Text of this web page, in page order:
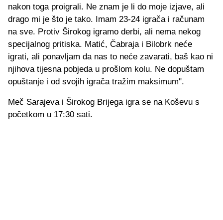
nakon toga proigrali. Ne znam je li do moje izjave, ali
drago mi je što je tako. Imam 23-24 igrača i računam
na sve. Protiv Širokog igramo derbi, ali nema nekog
specijalnog pritiska. Matić, Čabraja i Bilobrk neće
igrati, ali ponavljam da nas to neće zavarati, baš kao ni
njihova tijesna pobjeda u prošlom kolu. Ne dopuštam
opuštanje i od svojih igrača tražim maksimum".
Meč Sarajeva i Širokog Brijega igra se na Koševu s
početkom u 17:30 sati.